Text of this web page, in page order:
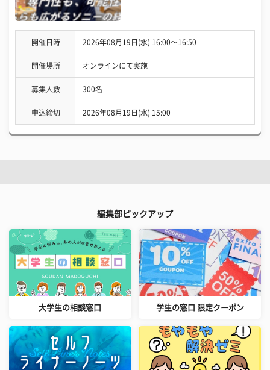
開催日時 2026年08月19日(水) 16:00〜16:50
開催場所 オンラインにて実施
募集人数 300名
申込締切 2026年08月19日(水) 15:00
編集部ピックアップ
大学生の相談窓口 学生の窓口 限定クーポン